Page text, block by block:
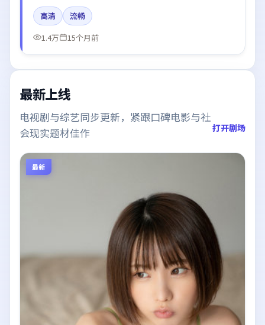
佳音、胡歌的台词节奏值得关注；整体气质偏韩国都市
与冷色调摄影。
高清
流畅
1.4万
15个月前
最新上线
电视剧与综艺同步更新，紧跟口碑电影与社
会现实题材佳作
打开剧场
最新